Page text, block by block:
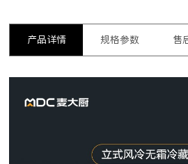
产品详情 规格参数 售